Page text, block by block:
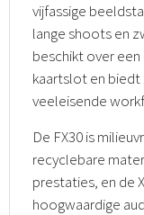
vijfassige
lange shoots en
beschikt over een
kaartslot en biedt
veeleisende
De FX30 is
recyclebare
prestaties, en de
hoogwaardige